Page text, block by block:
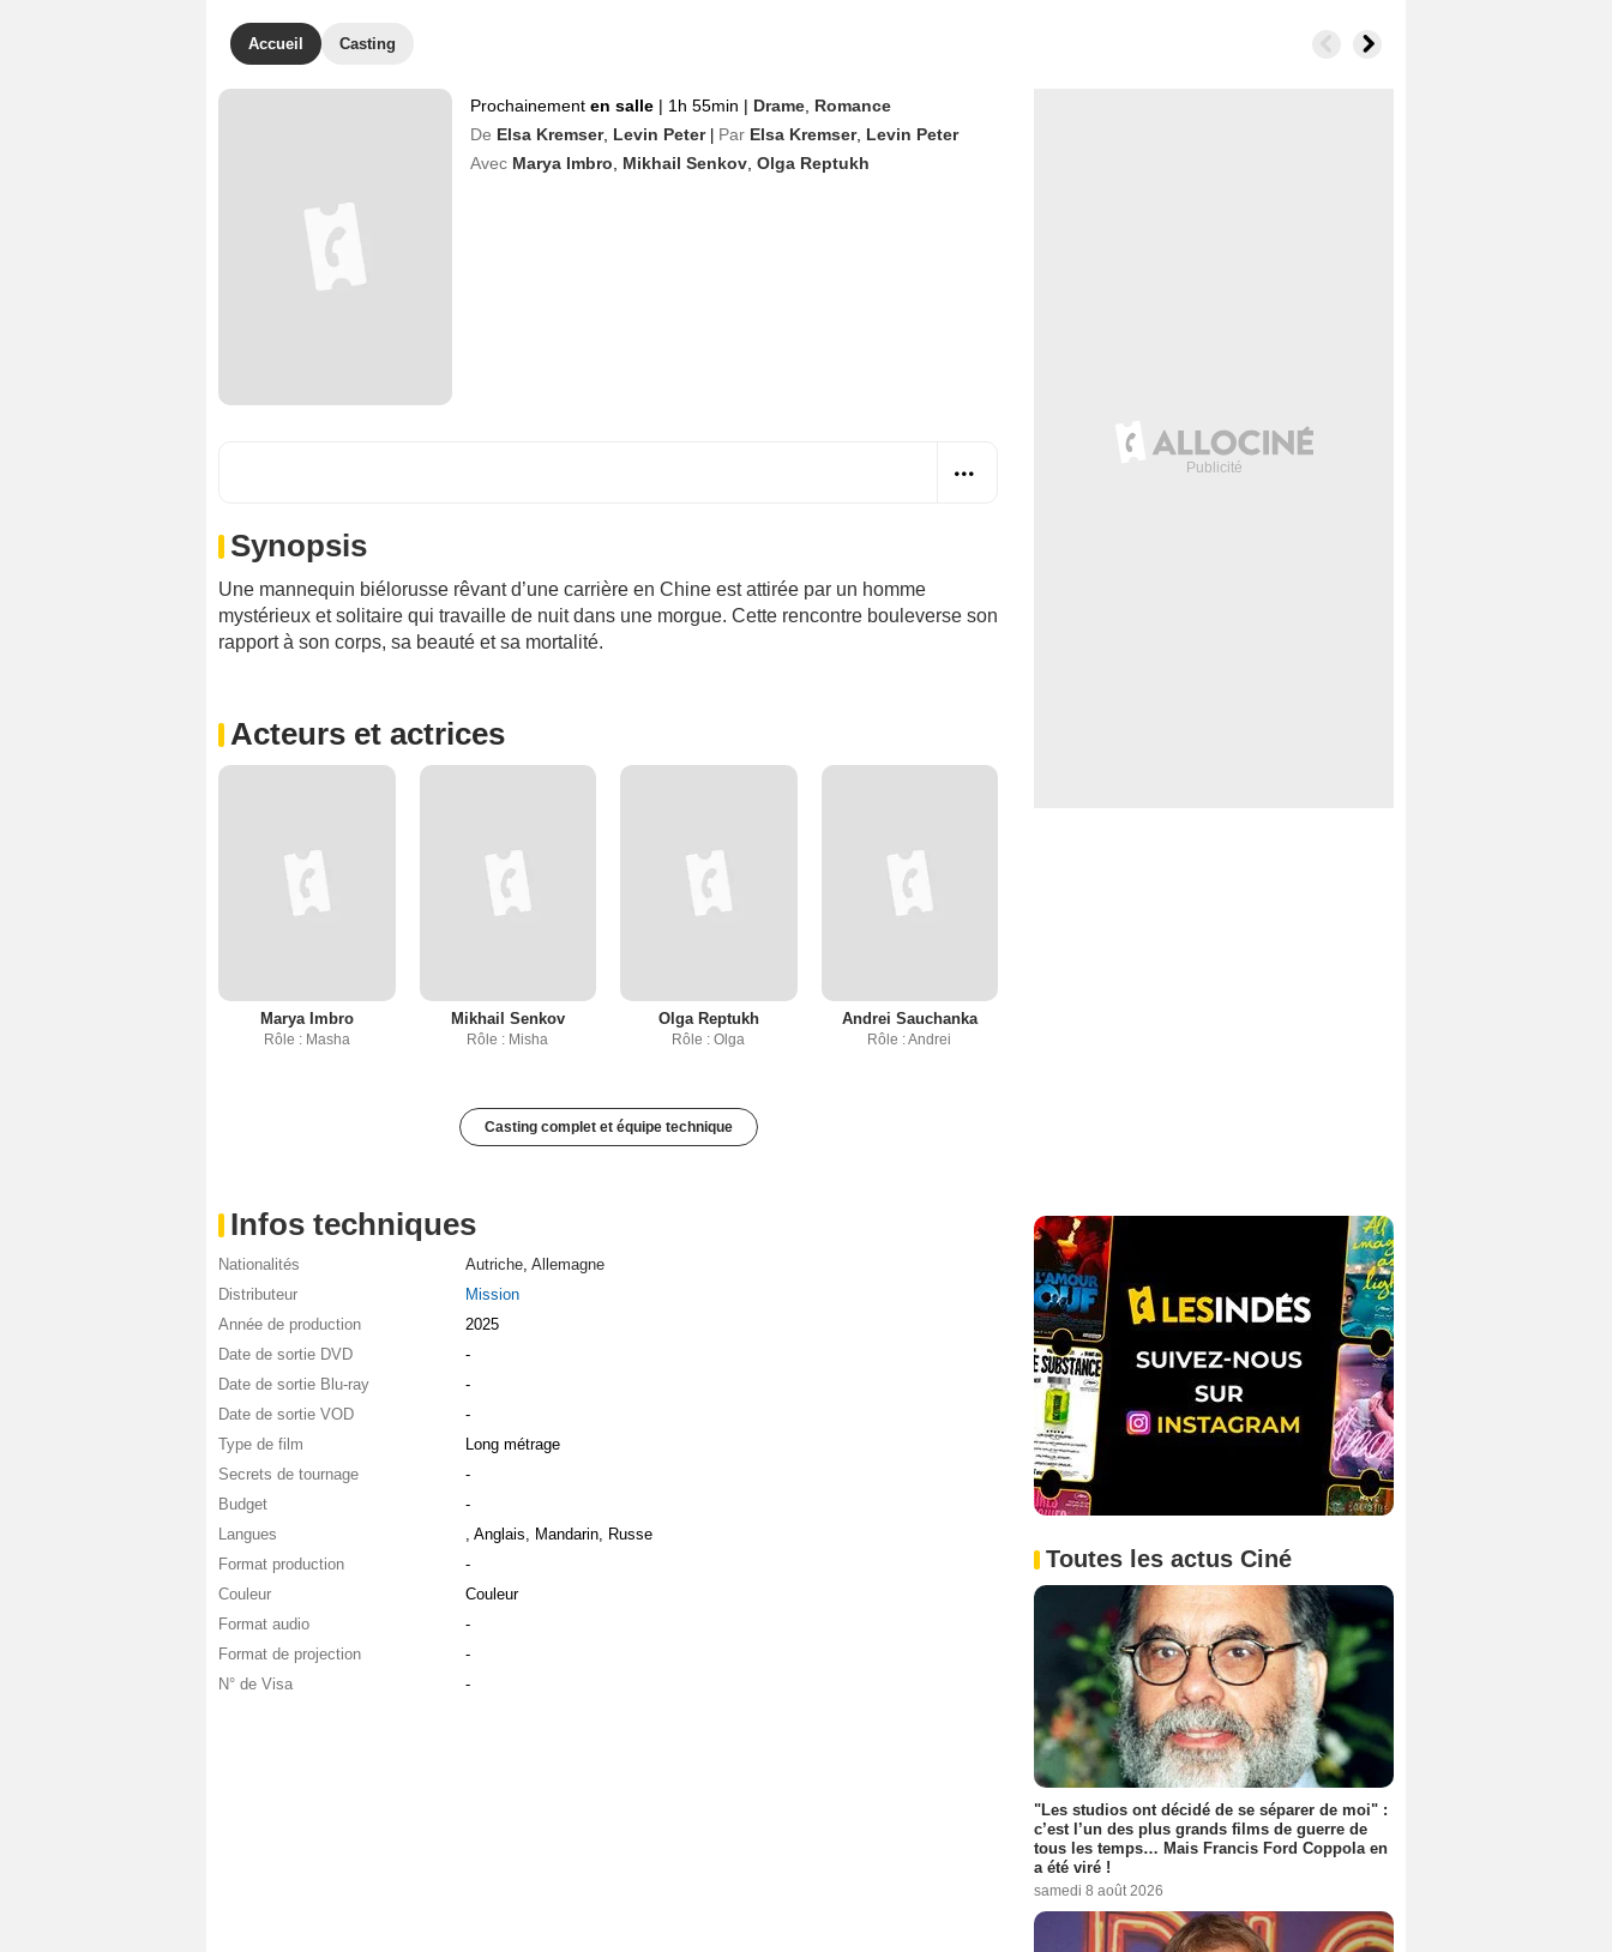
Accueil Casting
Prochainement en salle | 1h 55min | Drame Romance
De Elsa Kremser, Levin Peter Par Elsa Kremser, Levin Peter
Avec Marya Imbro Mikhail Senkov Olga Reptukh
Synopsis
Une mannequin biélorusse rêvant d’une carrière en Chine est attirée par un homme
mystérieux et solitaire qui travaille de nuit dans une morgue. Cette rencontre bouleverse son
rapport à son corps, sa beauté et sa mortalité.
Acteurs et actrices
Marya Imbro
Rôle : Masha
Mikhail Senkov
Rôle : Misha
Olga Reptukh
Rôle : Olga
Andrei Sauchanka
Rôle : Andrei
Casting complet et équipe technique
Infos techniques
Nationalités Autriche, Allemagne
Distributeur
Mission
Année de production
2025
Date de sortie DVD
-
Date de sortie Blu-ray
-
Date de sortie VOD
-
Type de film
Long métrage
Secrets de tournage
-
Budget
-
Langues
, Anglais, Mandarin, Russe
Format production
-
Couleur
Couleur
Format audio
-
Format de projection
-
N° de Visa
-
Toutes les actus Ciné
"Les studios ont décidé de se séparer de moi" :
c’est l’un des plus grands films de guerre de
tous les temps… Mais Francis Ford Coppola en
a été viré !
samedi 8 août 2026